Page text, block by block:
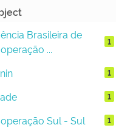
Brasileira de
...
1
1
1
Sul - Sul 1